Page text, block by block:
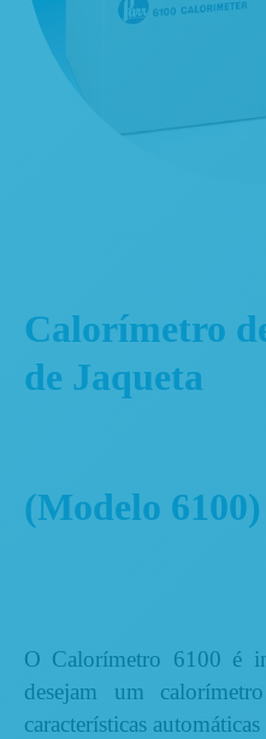
Calorímetro
de Jaqueta
(Modelo 6100)
O Calorímetro 6100 é
desejam um
características